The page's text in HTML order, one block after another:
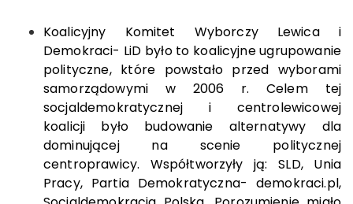
Koalicyjny Komitet Wyborczy Lewica i
Demokraci- LiD było to koalicyjne ugrupowanie
polityczne, które powstało przed wyborami
samorządowymi w 2006 r. Celem tej
socjaldemokratycznej i centrolewicowej
koalicji było budowanie alternatywy dla
dominującej na scenie politycznej
centroprawicy. Współtworzyły ją: SLD, Unia
Pracy, Partia Demokratyczna- demokraci.pl,